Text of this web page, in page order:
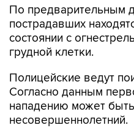
По предварительным
пострадавших
состоянии с
грудной клетки.
Полицейские ведут
Согласно данным
нападению может
несовершеннолетний.